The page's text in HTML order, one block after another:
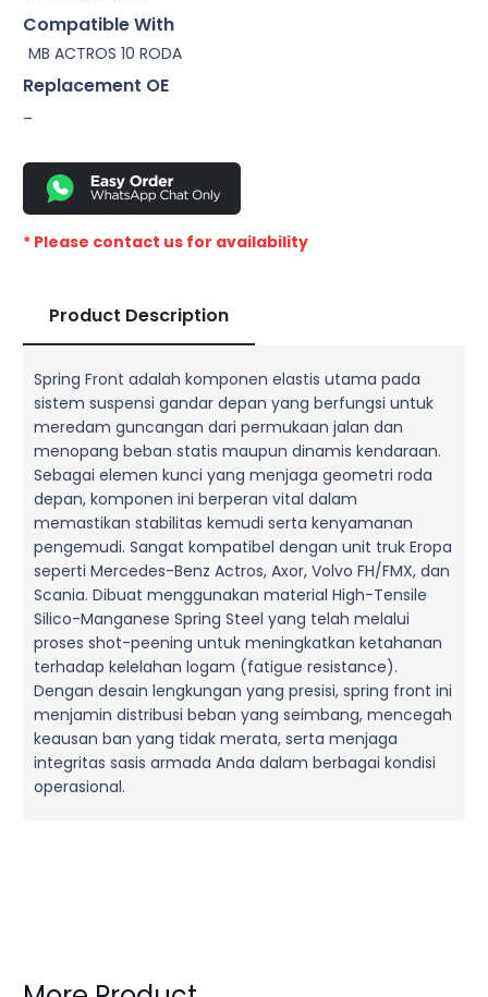
Compatible With
MB ACTROS 10 RODA
Replacement OE
–
* Please contact us for availability
Product Description
Spring Front adalah komponen elastis utama pada
sistem suspensi gandar depan yang berfungsi untuk
meredam guncangan dari permukaan jalan dan
menopang beban statis maupun dinamis kendaraan.
Sebagai elemen kunci yang menjaga geometri roda
depan, komponen ini berperan vital dalam
memastikan stabilitas kemudi serta kenyamanan
pengemudi. Sangat kompatibel dengan unit truk Eropa
seperti Mercedes-Benz Actros, Axor, Volvo FH/FMX, dan
Scania. Dibuat menggunakan material High-Tensile
Silico-Manganese Spring Steel yang telah melalui
proses shot-peening untuk meningkatkan ketahanan
terhadap kelelahan logam (fatigue resistance).
Dengan desain lengkungan yang presisi, spring front ini
menjamin distribusi beban yang seimbang, mencegah
keausan ban yang tidak merata, serta menjaga
integritas sasis armada Anda dalam berbagai kondisi
operasional.